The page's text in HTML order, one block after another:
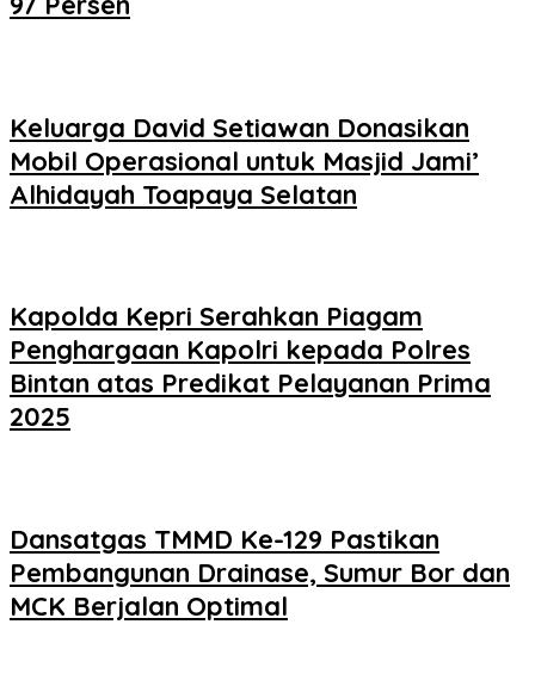
Keluarga David Setiawan Donasikan
Mobil Operasional untuk Masjid Jami’
Alhidayah Toapaya Selatan
Kapolda Kepri Serahkan Piagam
Penghargaan Kapolri kepada Polres
Bintan atas Predikat Pelayanan Prima
2025
Dansatgas TMMD Ke-129 Pastikan
Pembangunan Drainase, Sumur Bor dan
MCK Berjalan Optimal